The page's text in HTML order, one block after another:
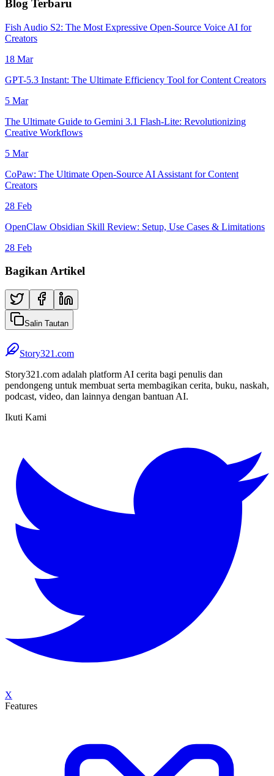
Blog Terbaru
Fish Audio S2: The Most Expressive Open-Source Voice AI for
Creators
18 Mar
GPT-5.3 Instant: The Ultimate Efficiency Tool for Content Creators
5 Mar
The Ultimate Guide to Gemini 3.1 Flash-Lite: Revolutionizing
Creative Workflows
5 Mar
CoPaw: The Ultimate Open-Source AI Assistant for Content
Creators
28 Feb
OpenClaw Obsidian Skill Review: Setup, Use Cases & Limitations
28 Feb
Bagikan Artikel
Salin Tautan
Story321.com
Story321.com adalah platform AI cerita bagi penulis dan
pendongeng untuk membuat serta membagikan cerita, buku, naskah,
podcast, video, dan lainnya dengan bantuan AI.
Ikuti Kami
X
Features